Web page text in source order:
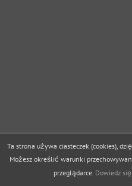
Ta strona używa ciasteczek (cookies),
Możesz określić warunki
przeglądarce. Dowiedz